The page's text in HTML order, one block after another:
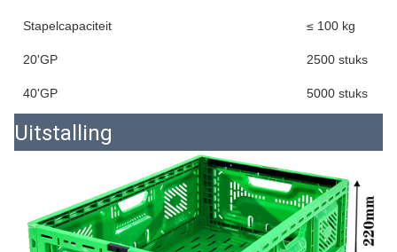
Stapelcapaciteit ≤ 100 kg
20'GP 2500 stuks
40'GP 5000 stuks
Uitstalling